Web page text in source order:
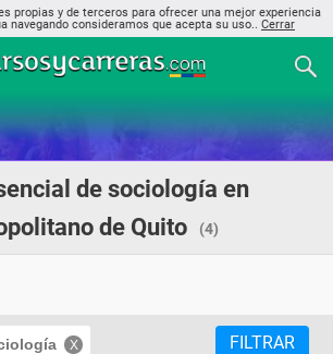
propias y de terceros para ofrecer una mejor experiencia
navegando consideramos que acepta su uso.. Cerrar
de sociología en
de Quito
(4)
FILTRAR